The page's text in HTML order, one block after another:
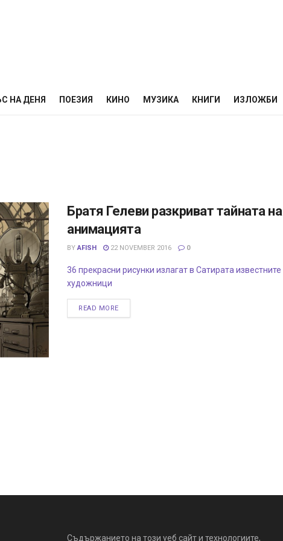
НА ДЕНЯ ПОЕЗИЯ КИНО МУЗИКА КНИГИ ИЗЛОЖБИ
Братя Гелеви разкриват тайната на
анимацията
BY AFISH 22 NOVEMBER 2016 0
36 прекрасни рисунки излагат в Сатирата известните
художници
READ MORE
Съдържанието на този уеб сайт и технологиите,